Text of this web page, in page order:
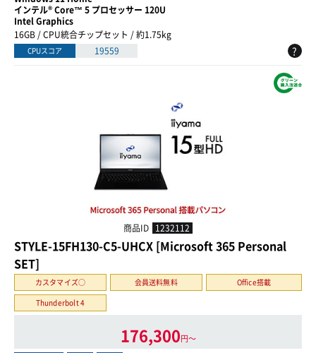
インテル® Core™ 5 プロセッサー 120U
Intel Graphics
16GB / CPU統合チップセット / 約1.75kg
CPUスコア 19559 ?
商品ID 1232112
STYLE-15FH130-C5-UHCX [Microsoft 365 Personal
SET]
カスタマイズ○ 会員送料無料
Office搭載
Thunderbolt 4
176,300円〜